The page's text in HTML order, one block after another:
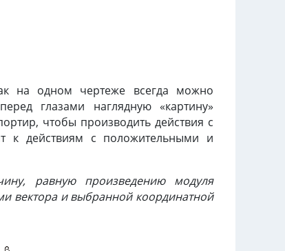
на одном чертеже всегда можно
глазами наглядную «картину»
чтобы производить действия с
к действиям с положительными и
равную произведению модуля
вектора и выбранной координатной